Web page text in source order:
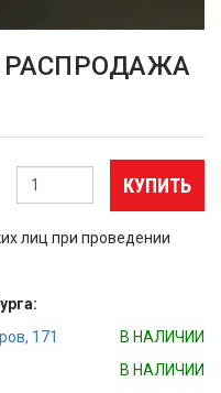
РАСПРОДАЖА
КУПИТЬ
лиц при проведении
171
В НАЛИЧИИ
В НАЛИЧИИ